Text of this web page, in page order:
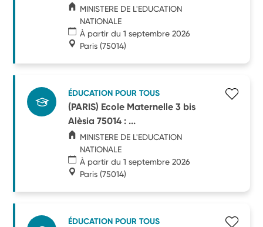
MINISTERE DE L'EDUCATION
NATIONALE
À partir du 1 septembre 2026
Paris (75014)
ÉDUCATION POUR TOUS
(PARIS) Ecole Maternelle 3 bis
Alèsia 75014 : ...
MINISTERE DE L'EDUCATION
NATIONALE
À partir du 1 septembre 2026
Paris (75014)
ÉDUCATION POUR TOUS